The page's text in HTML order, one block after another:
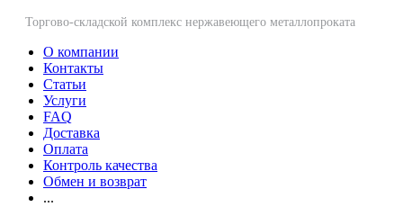
Торгово-складской комплекс нержавеющего металлопроката
О компании
Контакты
Статьи
Услуги
FAQ
Доставка
Оплата
Контроль качества
Обмен и возврат
...